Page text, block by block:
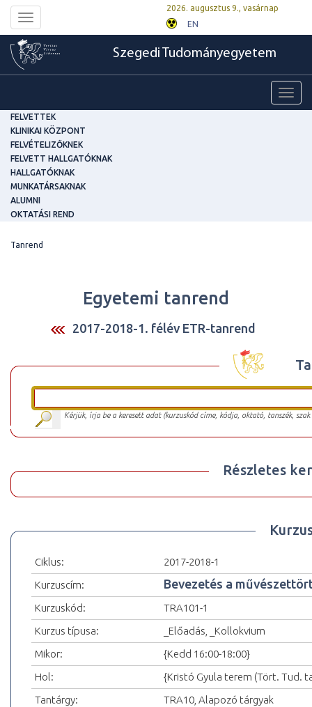
Toggle
navigation
2026. augusztus 9., vasárnap
EN
Szegedi Tudományegyetem
FELVETTEK
KLINIKAI KÖZPONT
FELVÉTELIZŐKNEK
FELVETT HALLGATÓKNAK
HALLGATÓKNAK
MUNKATÁRSAKNAK
ALUMNI
OKTATÁSI REND
Tanrend
Egyetemi tanrend
2017-2018-1. félév ETR-tanrend
Kérjük, írja be a keresett adat (kurzuskód címe, kódja, oktató, tanszék,
Részletes
Ciklus:
2017-2018-1
Kurzuscím:
Bevezetés a
Kurzuskód:
TRA101-1
Kurzus típusa:
_Előadás, _Kollokvium
Mikor:
{Kedd 16:00-18:00}
Hol:
{Kristó Gyula terem (Tört. Tud.
Tantárgy:
TRA10, Alapozó tárgyak